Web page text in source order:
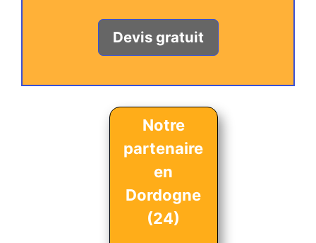
Devis gratuit
Notre
partenaire
en
Dordogne
(24)